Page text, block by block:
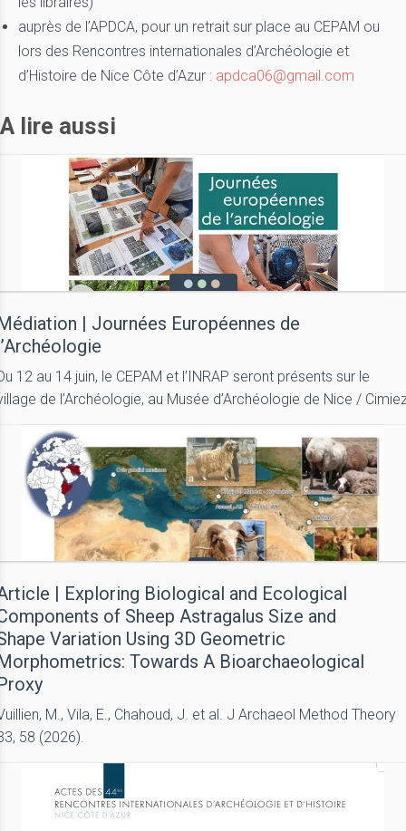
auprès de l’APDCA, pour un retrait sur place au CEPAM ou
lors des Rencontres internationales d’Archéologie et
d’Histoire de Nice Côte d’Azur : apdca06@gmail.com
A lire aussi
| Journées Européennes de
12 au 14 juin, le CEPAM et l’INRAP seront présents sur le
de l’Archéologie, au Musée d’Archéologie de Nice /
| Exploring Biological and Ecological
of Sheep Astragalus Size and
Variation Using 3D Geometric
Towards A Bioarchaeological
M., Vila, E., Chahoud, J. et al. J Archaeol Method Theory
58 (2026).